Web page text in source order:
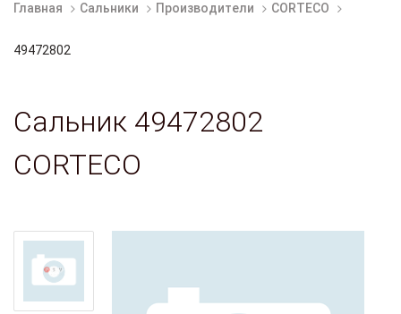
Главная Сальники Производители CORTECO
49472802
Сальник 49472802
CORTECO